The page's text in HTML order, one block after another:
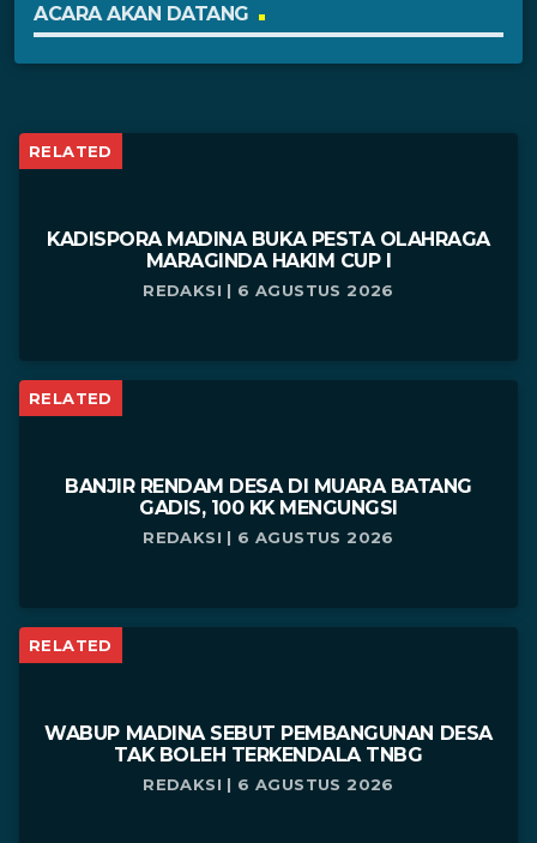
ACARA AKAN DATANG
RELATED
KADISPORA MADINA BUKA PESTA OLAHRAGA
MARAGINDA HAKIM CUP I
REDAKSI | 6 AGUSTUS 2026
RELATED
BANJIR RENDAM DESA DI MUARA BATANG
GADIS, 100 KK MENGUNGSI
REDAKSI | 6 AGUSTUS 2026
RELATED
WABUP MADINA SEBUT PEMBANGUNAN DESA
TAK BOLEH TERKENDALA TNBG
REDAKSI | 6 AGUSTUS 2026